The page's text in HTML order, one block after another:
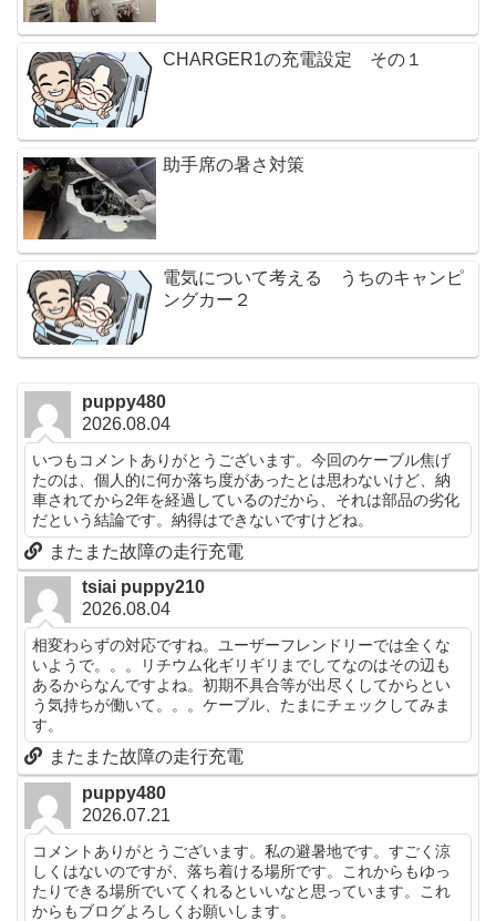
CHARGER1の充電設定 その１
助手席の暑さ対策
電気について考える うちのキャンピ
ングカー２
puppy480
2026.08.04
いつもコメントありがとうございます。今回のケーブル焦げ
たのは、個人的に何か落ち度があったとは思わないけど、納
車されてから2年を経過しているのだから、それは部品の劣化
だという結論です。納得はできないですけどね。
またまた故障の走行充電
tsiai puppy210
2026.08.04
相変わらずの対応ですね。ユーザーフレンドリーでは全くな
いようで。。。リチウム化ギリギリまでしてなのはその辺も
あるからなんですよね。初期不具合等が出尽くしてからとい
う気持ちが働いて。。。ケーブル、たまにチェックしてみま
す。
またまた故障の走行充電
puppy480
2026.07.21
コメントありがとうございます。私の避暑地です。すごく涼
しくはないのですが、落ち着ける場所です。これからもゆっ
たりできる場所でいてくれるといいなと思っています。これ
からもブログよろしくお願いします。